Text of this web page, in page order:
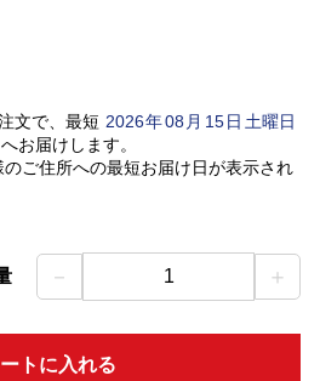
文で、最短 2026年08 月 15日土曜日
へお届けします。
ご住所への最短お届け日が表示され
－ 1 ＋
トに入れる